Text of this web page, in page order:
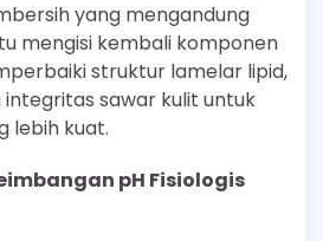
yang mengandung
mengisi kembali komponen
struktur lamelar lipid,
sawar kulit untuk
lebih kuat.
pH Fisiologis